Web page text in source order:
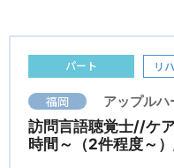
パート リ
福岡 アップル
訪問言語聴覚士//ケ
時間～（2件程度～